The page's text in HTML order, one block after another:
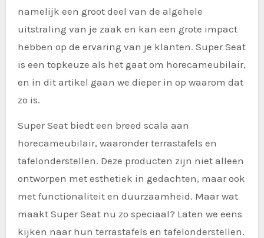
namelijk een groot deel van de algehele
uitstraling van je zaak en kan een grote impact
hebben op de ervaring van je klanten. Super Seat
is een topkeuze als het gaat om horecameubilair,
en in dit artikel gaan we dieper in op waarom dat
zo is.
Super Seat biedt een breed scala aan
horecameubilair, waaronder terrastafels en
tafelonderstellen. Deze producten zijn niet alleen
ontworpen met esthetiek in gedachten, maar ook
met functionaliteit en duurzaamheid. Maar wat
maakt Super Seat nu zo speciaal? Laten we eens
kijken naar hun terrastafels en tafelonderstellen.